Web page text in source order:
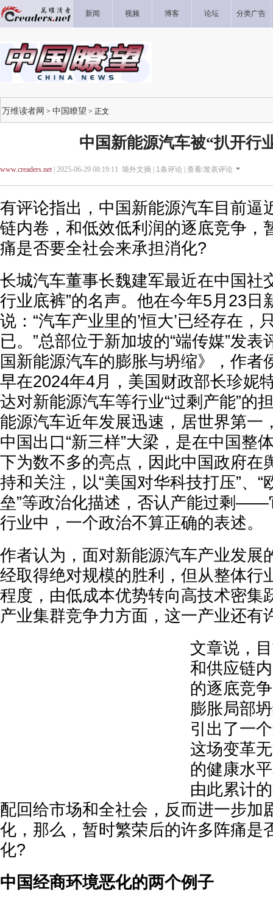
新闻 视频 博客 论坛 分类广告
万维读者网 > 中国瞭望 > 正文
中国新能源汽车被“扒开行
www.creaders.net| 2025-06-29 08:19:11 墙外文摘 | 1条评论 | 查看/发表评论
有评论指出，中国新能源汽车目前逼
链内卷，和低效低利润的逐底竞争，
痛是否要全社会来承担消化?
长城汽车董事长魏建军最近在中国社
行业底裤”的名声。他在今年5月23日
说：“汽车产业里的’恒大’已经存在，
已。”总部位于新加坡的“端传媒”发
国新能源汽车的膨胀与坍缩》，作者
早在2024年4月，美国财政部长珍妮
达对新能源汽车等行业“过剩产能”的
能源汽车近年发展迅速，居世界第一
中国出口“新三样”大梁，是在中国整
下为数不多的亮点，因此中国政府在
持和关注，以“美国对华科技打压”、“
垒”等政治化描述，否认产能过剩——
行业中，一个政治不算正确的表述。
作者认为，面对新能源汽车产业发展
经取得绝对规模的胜利，但从整体行
程度，由低成本优势转向高技术密集
产业集群竞争力方面，这一产业还有
文章说，
和供应链
的逐底竞
膨胀局部
引出了一
这场变革
的健康水
由此累计
配回给市场和全社会，反而进一步加
化，那么，暂时繁荣后的许多阵痛是
化?
中国经商环境恶化的两个例子